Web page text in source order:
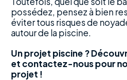
possédez, pensez à bien
éviter tous risques de
autour de la piscine.
Un projet piscine ?
et contactez-nous pour
projet !